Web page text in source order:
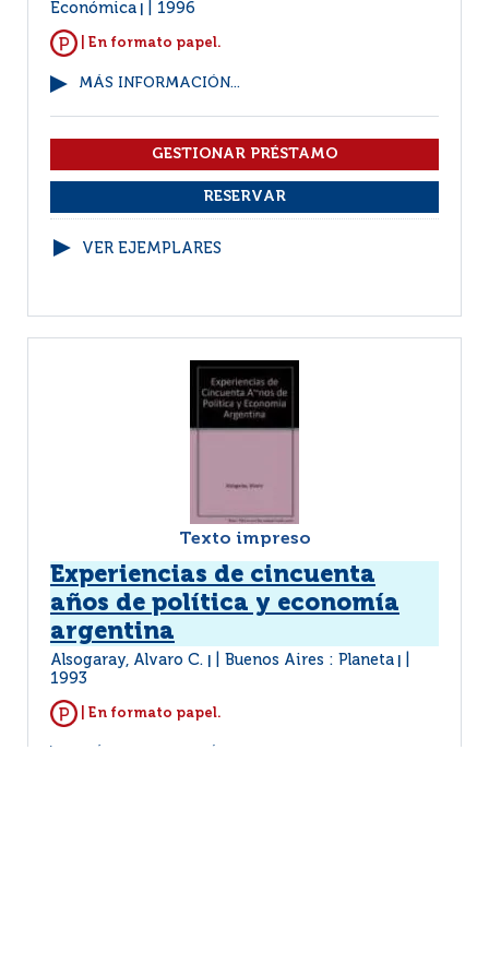
Económica
1996
| En formato papel.
MÁS INFORMACIÓN...
VER EJEMPLARES
Texto impreso
Experiencias de cincuenta
años de política y economía
argentina
Alsogaray, Alvaro C. Buenos Aires : Planeta
1993
| En formato papel.